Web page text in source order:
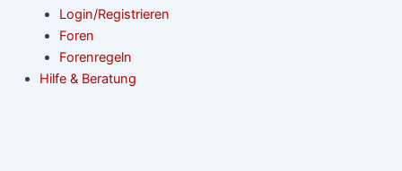
Login/Registrieren
Foren
Forenregeln
Hilfe & Beratung